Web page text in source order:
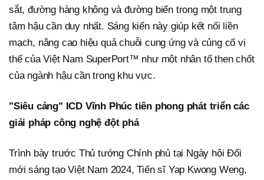
sắt, đường hàng không và đường biển trong một trung
tâm hậu cần duy nhất. Sáng kiến này giúp kết nối liền
mạch, nâng cao hiệu quả chuỗi cung ứng và củng cố vị
thế của Việt Nam SuperPort™ như một nhân tố then chốt
của ngành hậu cần trong khu vực.
"Siêu cảng" ICD Vĩnh Phúc tiên phong phát triển các
giải pháp công nghệ đột phá
Trình bày trước Thủ tướng Chính phủ tại Ngày hội Đổi
mới sáng tạo Việt Nam 2024, Tiến sĩ Yap Kwong Weng,